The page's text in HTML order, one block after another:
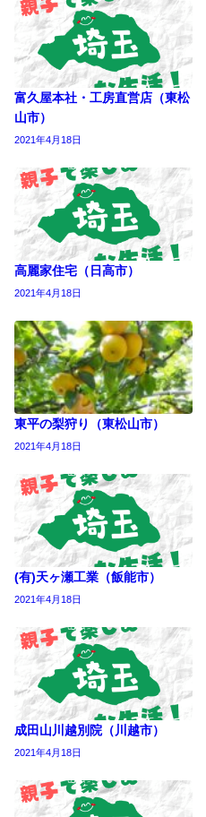
富久屋本社・工房直営店（東松
山市）
2021年4月18日
高麗家住宅（日高市）
2021年4月18日
東平の梨狩り（東松山市）
2021年4月18日
(有)天ヶ瀬工業（飯能市）
2021年4月18日
成田山川越別院（川越市）
2021年4月18日